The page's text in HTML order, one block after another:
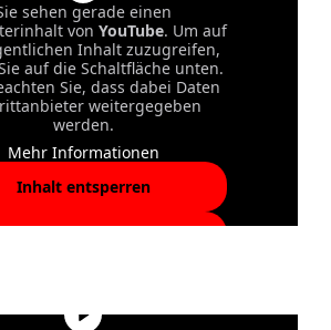
sehen gerade einen
von YouTube. Um auf
Inhalt zuzugreifen,
auf die Schaltfläche unten.
Sie, dass dabei Daten
weitergegeben
werden.
Mehr Informationen
Inhalt entsperren